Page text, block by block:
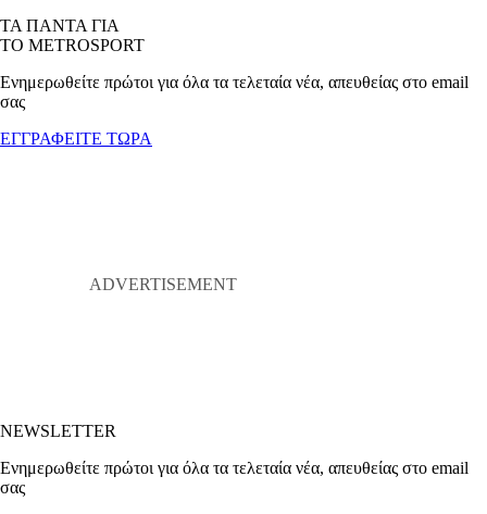
ΤΑ ΠΑΝΤΑ ΓΙΑ
ΤΟ METROSPORT
Ενημερωθείτε πρώτοι για όλα τα τελεταία νέα, απευθείας στο email
σας
ΕΓΓΡΑΦΕΙΤΕ ΤΩΡΑ
NEWSLETTER
Ενημερωθείτε πρώτοι για όλα τα τελεταία νέα, απευθείας στο email
σας